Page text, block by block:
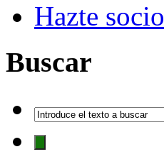
Hazte socio
Buscar